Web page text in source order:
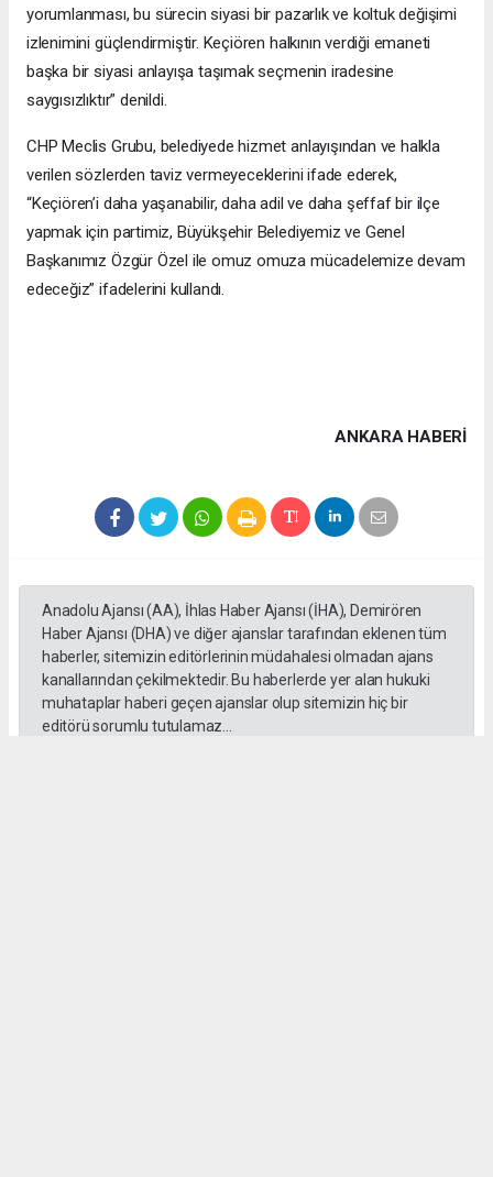
yorumlanması, bu sürecin siyasi bir pazarlık ve koltuk değişimi
izlenimini güçlendirmiştir. Keçiören halkının verdiği emaneti
başka bir siyasi anlayışa taşımak seçmenin iradesine
saygısızlıktır” denildi.
CHP Meclis Grubu, belediyede hizmet anlayışından ve halkla
verilen sözlerden taviz vermeyeceklerini ifade ederek,
“Keçiören’i daha yaşanabilir, daha adil ve daha şeffaf bir ilçe
yapmak için partimiz, Büyükşehir Belediyemiz ve Genel
Başkanımız Özgür Özel ile omuz omuza mücadelemize devam
edeceğiz” ifadelerini kullandı.
ANKARA HABERİ
Anadolu Ajansı (AA), İhlas Haber Ajansı (İHA), Demirören
Haber Ajansı (DHA) ve diğer ajanslar tarafından eklenen tüm
haberler, sitemizin editörlerinin müdahalesi olmadan ajans
kanallarından çekilmektedir. Bu haberlerde yer alan hukuki
muhataplar haberi geçen ajanslar olup sitemizin hiç bir
editörü sorumlu tutulamaz...